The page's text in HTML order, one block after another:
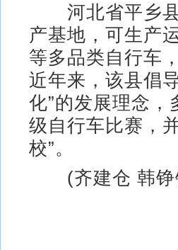
河北省平乡县
产基地，可生产
等多品类自行车
近年来，该县倡
化”的发展理念
级自行车比赛，
校”。
(齐建仓 韩铮